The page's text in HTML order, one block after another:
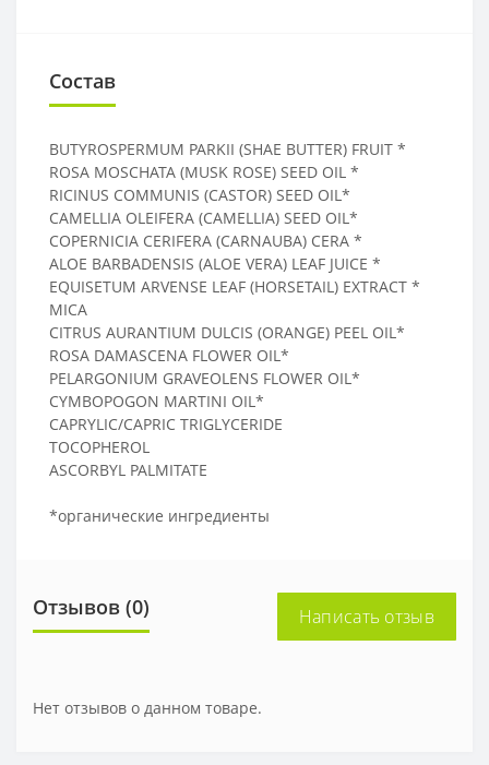
Состав
BUTYROSPERMUM PARKII (SHAE BUTTER) FRUIT *
ROSA MOSCHATA (MUSK ROSE) SEED OIL *
RICINUS COMMUNIS (CASTOR) SEED OIL*
CAMELLIA OLEIFERA (CAMELLIA) SEED OIL*
COPERNICIA CERIFERA (CARNAUBA) CERA *
ALOE BARBADENSIS (ALOE VERA) LEAF JUICE *
EQUISETUM ARVENSE LEAF (HORSETAIL) EXTRACT *
MICA
CITRUS AURANTIUM DULCIS (ORANGE) PEEL OIL*
ROSA DAMASCENA FLOWER OIL*
PELARGONIUM GRAVEOLENS FLOWER OIL*
CYMBOPOGON MARTINI OIL*
CAPRYLIC/CAPRIC TRIGLYCERIDE
TOCOPHEROL
ASCORBYL PALMITATE
*органические ингредиенты
Отзывов (0) Написать отзыв
Нет отзывов о данном товаре.